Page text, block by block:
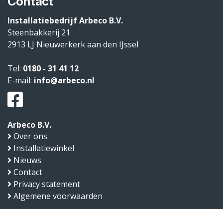
Installatiebedrijf Arbeco B.V.
Steenbakkerij 21
2913 LJ Nieuwerkerk aan den IJssel
Tel: 0180 - 31 41 12
E-mail: info@arbeco.nl
Arbeco B.V.
Over ons
Installatiewinkel
Nieuws
Contact
Privacy statement
Algemene voorwaarden